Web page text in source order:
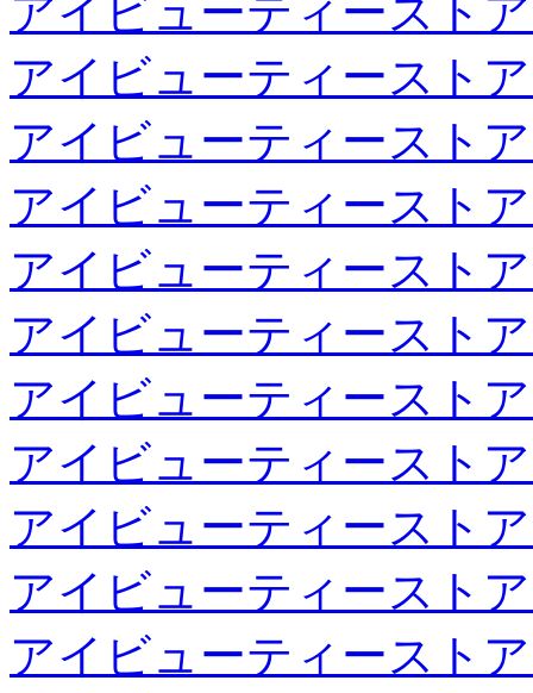
アイビューティースト
アイビューティースト
アイビューティースト
アイビューティースト
アイビューティースト
アイビューティースト
アイビューティースト
アイビューティースト
アイビューティースト
アイビューティースト
アイビューティースト